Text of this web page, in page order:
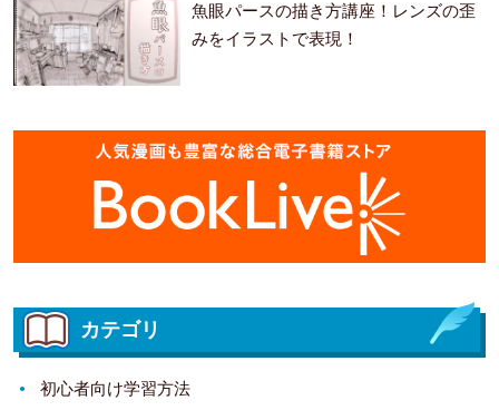
魚眼パースの描き方講座！レンズの歪
みをイラストで表現！
カテゴリ
初心者向け学習方法